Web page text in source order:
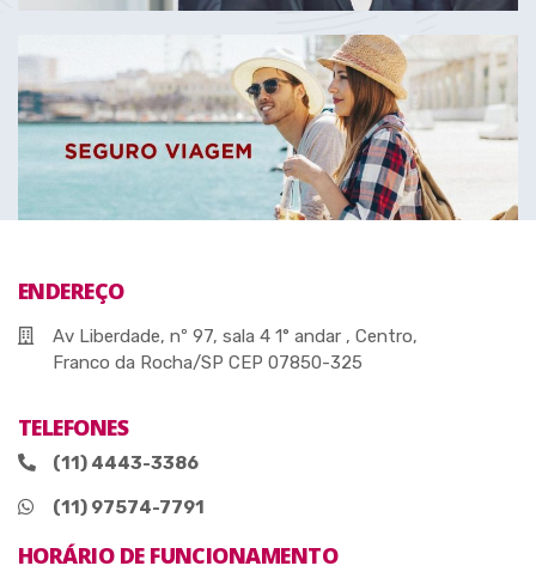
ENDEREÇO
Av Liberdade, nº 97, sala 4 1° andar , Centro,
Franco da Rocha/SP CEP 07850-325
TELEFONES
(11) 4443-3386
(11) 97574-7791
HORÁRIO DE FUNCIONAMENTO